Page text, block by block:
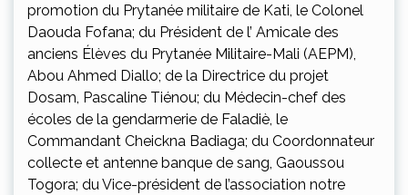
promotion du Prytanée militaire de Kati, le Colonel
Daouda Fofana; du Président de l’ Amicale des
anciens Élèves du Prytanée Militaire-Mali (AEPM),
Abou Ahmed Diallo; de la Directrice du projet
Dosam, Pascaline Tiénou; du Médecin-chef des
écoles de la gendarmerie de Faladiè, le
Commandant Cheickna Badiaga; du Coordonnateur
collecte et antenne banque de sang, Gaoussou
Togora; du Vice-président de l’association notre